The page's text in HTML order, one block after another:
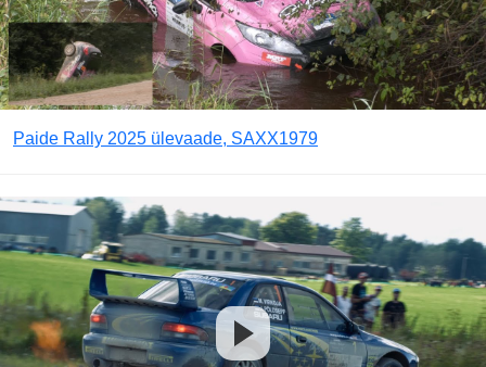
Paide Rally 2025 ülevaade, SAXX1979